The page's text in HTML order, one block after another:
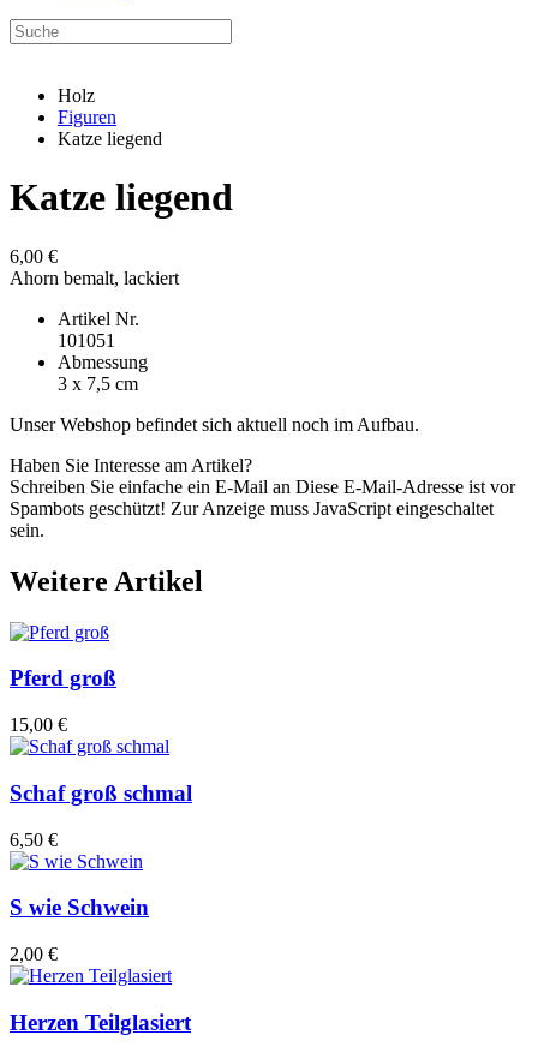
Holz
Figuren
Katze liegend
Katze liegend
6,00 €
Ahorn bemalt, lackiert
Artikel Nr.
101051
Abmessung
3 x 7,5 cm
Unser Webshop befindet sich aktuell noch im Aufbau.
Haben Sie Interesse am Artikel?
Schreiben Sie einfache ein E-Mail an Diese E-Mail-Adresse ist vor
Spambots geschützt! Zur Anzeige muss JavaScript eingeschaltet
sein.
Weitere Artikel
Pferd groß
15,00 €
Schaf groß schmal
6,50 €
S wie Schwein
2,00 €
Herzen Teilglasiert